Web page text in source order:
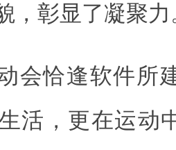
，彰显了凝聚
会恰逢软件所
活，更在运动